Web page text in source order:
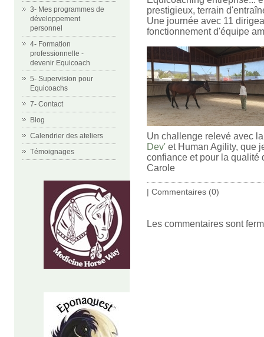
3- Mes programmes de
développement
personnel
4- Formation
professionnelle -
devenir Equicoach
5- Supervision pour
Equicoachs
7- Contact
Blog
Calendrier des ateliers
Témoignages
prestigieux, terrain
Une journée avec 11
fonctionnement d'équipe
Un challenge relevé avec
Dev' et Human Agility, que
confiance et pour la qualité
Carole
| Commentaires (0)
Les commentaires sont